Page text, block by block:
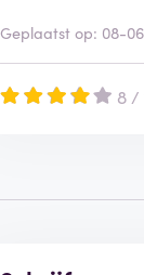
Geplaatst op: 08-
8 /